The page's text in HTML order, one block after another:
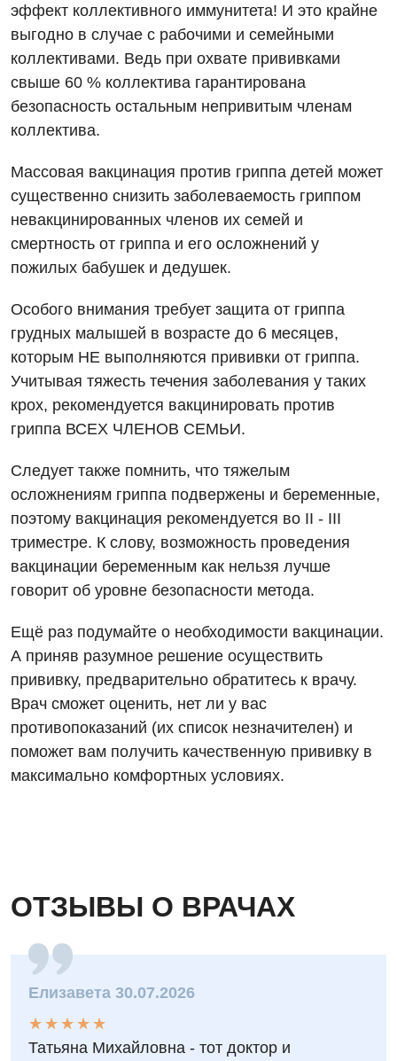
Физиотерапия
Эндокринология
Для детей
Детская аллергология
Детская гастроэнтерология
Детская гинекология
Детская дерматовенерология
Детская кардиоревматология
Детская неврология
Детская ортопедия и травматология
Детская оториноларингология
Детская хирургия
Детская эндокринология
Педиатрия
эффект коллективного иммунитета! И это крайне
выгодно в случае с рабочими и семейными
коллективами. Ведь при охвате прививками
свыше 60 % коллектива гарантирована
безопасность остальным непривитым членам
коллектива.
Массовая вакцинация против гриппа детей может
существенно снизить заболеваемость гриппом
невакцинированных членов их семей и
смертность от гриппа и его осложнений у
пожилых бабушек и дедушек.
Особого внимания требует защита от гриппа
грудных малышей в возрасте до 6 месяцев,
которым НЕ выполняются прививки от гриппа.
Учитывая тяжесть течения заболевания у таких
крох, рекомендуется вакцинировать против
гриппа ВСЕХ ЧЛЕНОВ СЕМЬИ.
Следует также помнить, что тяжелым
осложнениям гриппа подвержены и беременные,
поэтому вакцинация рекомендуется во II - III
триместре. К слову, возможность проведения
вакцинации беременным как нельзя лучше
говорит об уровне безопасности метода.
Ещё раз подумайте о необходимости вакцинации.
А приняв разумное решение осуществить
прививку, предварительно обратитесь к врачу.
Врач сможет оценить, нет ли у вас
противопоказаний (их список незначителен) и
поможет вам получить качественную прививку в
максимально комфортных условиях.
ОТЗЫВЫ О ВРАЧАХ
Елизавета 30.07.2026
★
★
★
★
★
★ ★ ★ ★ ★
Татьяна Михайловна - тот доктор и